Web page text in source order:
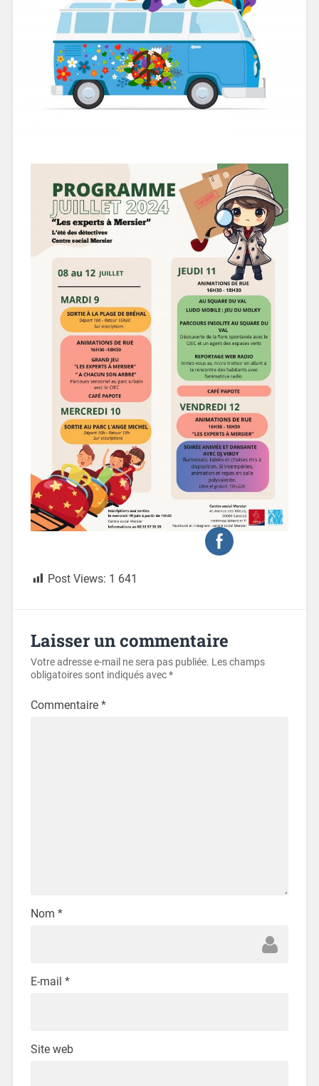
Post Views: 1 641
Laisser un commentaire
Votre adresse e-mail ne sera pas publiée. Les champs
obligatoires sont indiqués avec*
Commentaire *
Nom *
E-mail *
Site web